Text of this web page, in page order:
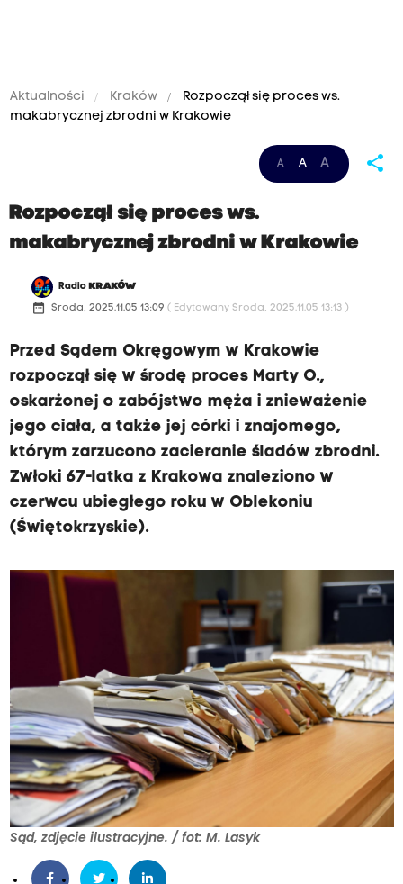
Aktualności Kraków
Rozpoczął się proces ws.
makabrycznej zbrodni w Krakowie
A A A share
Rozpoczął się proces ws.
makabrycznej zbrodni w Krakowie
Radio KRAKÓW
date_range Środa, 2025.11.05 13:09 ( Edytowany Środa, 2025.11.05 13:13 )
Przed Sądem Okręgowym w Krakowie
rozpoczął się w środę proces Marty O.,
oskarżonej o zabójstwo męża i znieważenie
jego ciała, a także jej córki i znajomego,
którym zarzucono zacieranie śladów zbrodni.
Zwłoki 67-latka z Krakowa znaleziono w
czerwcu ubiegłego roku w Oblekoniu
(Świętokrzyskie).
Sąd, zdjęcie ilustracyjne. / fot: M. Lasyk